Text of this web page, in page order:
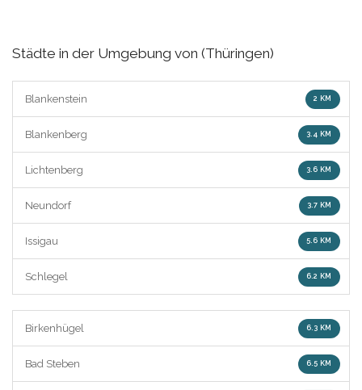
Städte in der Umgebung von (Thüringen)
Blankenstein 2 KM
Blankenberg 3.4 KM
Lichtenberg 3.6 KM
Neundorf 3.7 KM
Issigau 5.6 KM
Schlegel 6.2 KM
Birkenhügel 6.3 KM
Bad Steben 6.5 KM